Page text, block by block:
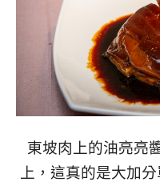
東坡肉上的油亮亮
上，這真的是大加